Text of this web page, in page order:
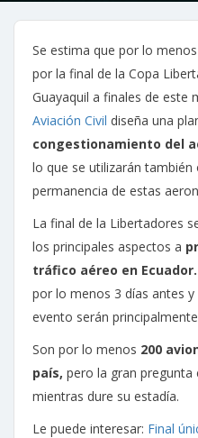
Se estima que por lo
por la final de la Copa
Guayaquil a finales de este
Aviación Civil diseña una
congestionamiento del
lo que se utilizarán
permanencia de estas
La final de la Libertadores
los principales aspectos a
tráfico aéreo en Ecuador.
por lo menos 3 días antes
evento serán
Son por lo menos 200
país, pero la gran pregunta
mientras dure su estadía.
Le puede interesar: Final